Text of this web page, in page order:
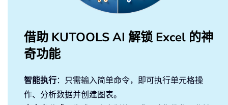
借助 KUTOOLS AI 解锁 Excel 的神
奇功能
智能执行：只需输入简单命令，即可执行单元格操
作、分析数据并创建图表。